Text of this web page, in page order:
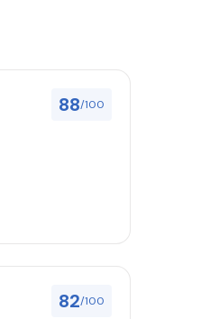
88/100
82/100